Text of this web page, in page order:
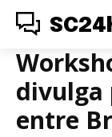
divulga
entre